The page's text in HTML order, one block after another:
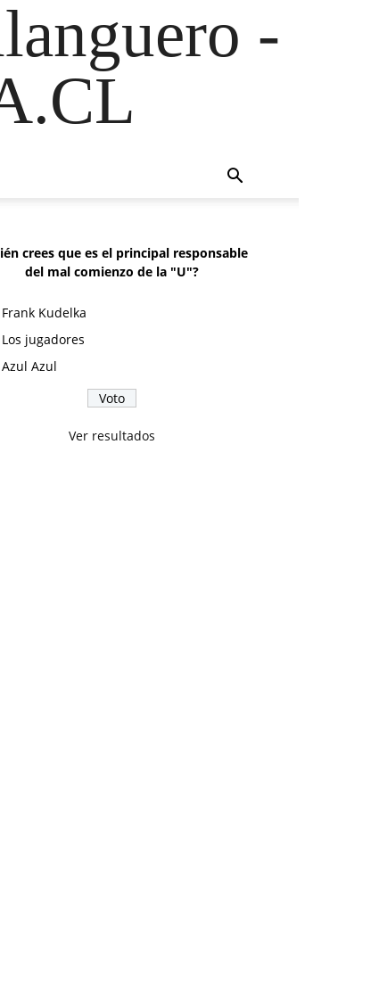
-
crees que es el principal responsable
del mal comienzo de la "U"?
Frank Kudelka
Los jugadores
Azul Azul
Ver resultados